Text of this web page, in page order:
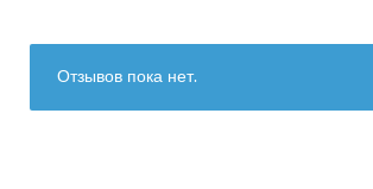
Отзывов пока нет.